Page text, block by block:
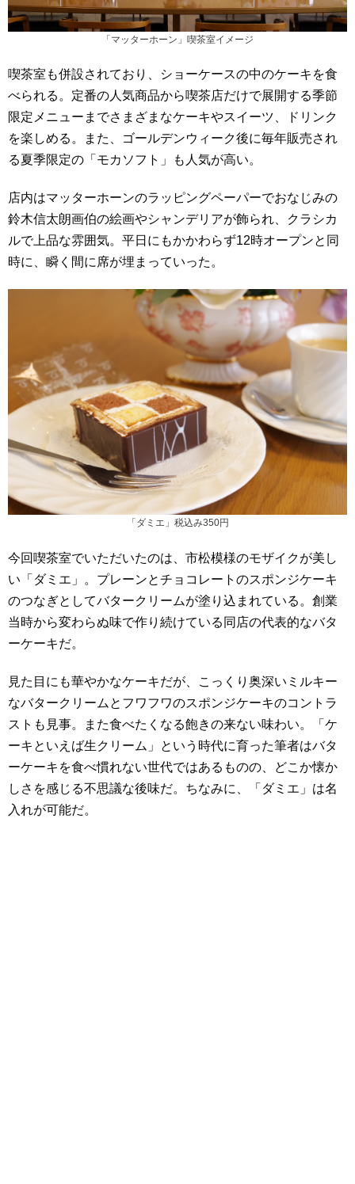
「マッターホーン」喫茶室イメージ
喫茶室も併設されており、ショーケースの中のケーキを食
べられる。定番の人気商品から喫茶店だけで展開する季節
限定メニューまでさまざまなケーキやスイーツ、ドリンク
を楽しめる。また、ゴールデンウィーク後に毎年販売され
る夏季限定の「モカソフト」も人気が高い。
店内はマッターホーンのラッピングペーパーでおなじみの
鈴木信太朗画伯の絵画やシャンデリアが飾られ、クラシカ
ルで上品な雰囲気。平日にもかかわらず12時オープンと同
時に、瞬く間に席が埋まっていった。
「ダミエ」税込み350円
今回喫茶室でいただいたのは、市松模様のモザイクが美し
い「ダミエ」。プレーンとチョコレートのスポンジケーキ
のつなぎとしてバタークリームが塗り込まれている。創業
当時から変わらぬ味で作り続けている同店の代表的なバタ
ーケーキだ。
見た目にも華やかなケーキだが、こっくり奥深いミルキー
なバタークリームとフワフワのスポンジケーキのコントラ
ストも見事。また食べたくなる飽きの来ない味わい。「ケ
ーキといえば生クリーム」という時代に育った筆者はバタ
ーケーキを食べ慣れない世代ではあるものの、どこか懐か
しさを感じる不思議な後味だ。ちなみに、「ダミエ」は名
入れが可能だ。